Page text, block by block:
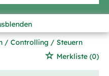
/ Controlling / Steuern
Merkliste (0)